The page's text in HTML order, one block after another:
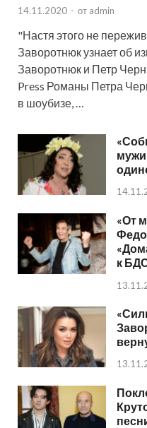
14.11.2020 - от admin
"Настя этого не
Заворотнюк узнает об
Заворотнюк и Петр
Press Романы Петра
в шоубизе, …
«От
к